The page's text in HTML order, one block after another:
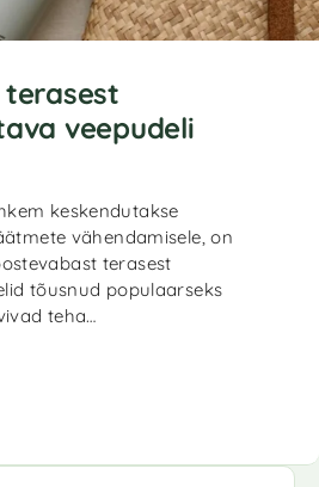
veepudeli
keskendutakse
vähendamisele, on
terasest
tõusnud populaarseks
teha…